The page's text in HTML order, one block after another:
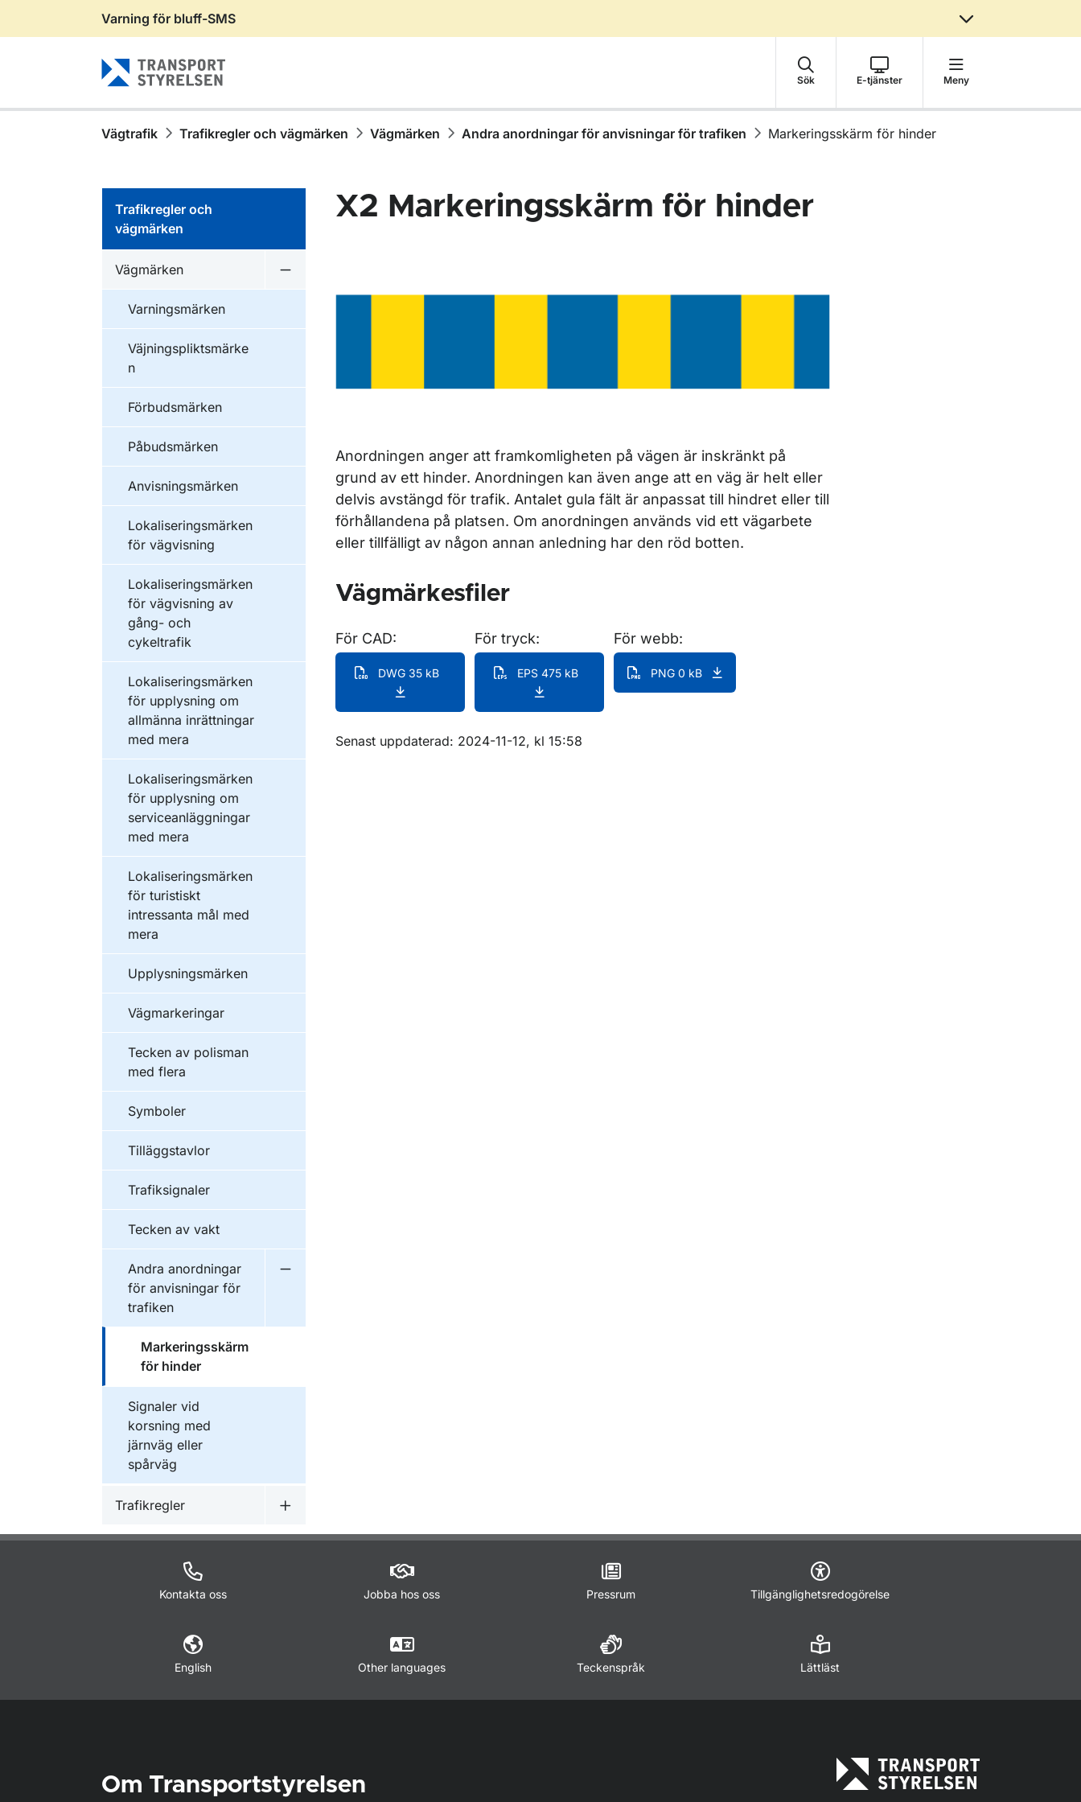
Gå till sidans innehåll
Varning för bluff-SMS
Sök E-tjänster Meny
Vägtrafik Trafikregler och vägmärken Vägmärken Andra anordningar för anvisningar för trafiken Markeringsskärm för hinder
Trafikregler och
vägmärken
Vägmärken
Varningsmärken
Väjningspliktsmärke
n
Förbudsmärken
Påbudsmärken
Anvisningsmärken
Lokaliseringsmärken
för vägvisning
Lokaliseringsmärken
för vägvisning av
gång- och
cykeltrafik
Lokaliseringsmärken
för upplysning om
allmänna inrättningar
med mera
Lokaliseringsmärken
för upplysning om
serviceanläggningar
med mera
Lokaliseringsmärken
för turistiskt
intressanta mål med
mera
Upplysningsmärken
Vägmarkeringar
Tecken av polisman
med flera
Symboler
Tilläggstavlor
Trafiksignaler
Tecken av vakt
Andra anordningar
för anvisningar för
trafiken
Markeringsskärm
för hinder
Signaler vid
korsning med
järnväg eller
spårväg
Trafikregler
Undermeny för Trafikregler
X2 Markeringsskärm för hinder
Anordningen anger att framkomligheten på vägen är inskränkt på
grund av ett hinder. Anordningen kan även ange att en väg är helt eller
delvis avstängd för trafik. Antalet gula fält är anpassat till hindret eller till
förhållandena på platsen. Om anordningen används vid ett vägarbete
eller tillfälligt av någon annan anledning har den röd botten.
Vägmärkesfiler
För CAD:
DWG 35 kB
För tryck:
EPS 475 kB
För webb:
PNG 0 kB
Om sidan
Senast uppdaterad: 2024-11-12, kl 15:58
Kontakta oss Jobba hos oss Pressrum Tillgänglighetsredogörelse
English Other languages Teckenspråk Lättläst
Om Transportstyrelsen